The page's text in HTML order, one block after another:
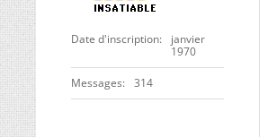
Date d'inscription
janvier
1970
Messages 314